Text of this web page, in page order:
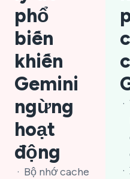
phổ
biến
khiến
Gemini
ngừng
hoạt
động
Bộ nhớ cache